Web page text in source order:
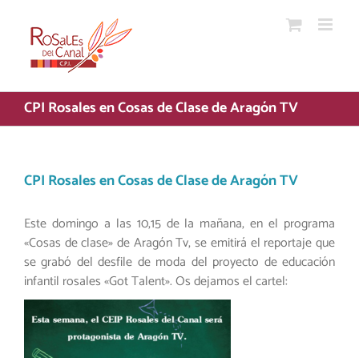
contenido
CPI Rosales en Cosas de Clase de Aragón TV
CPI Rosales en Cosas de Clase de Aragón TV
Este domingo a las 10,15 de la mañana, en el programa
«Cosas de clase» de Aragón Tv, se emitirá el reportaje que
se grabó del desfile de moda del proyecto de educación
infantil rosales «Got Talent». Os dejamos el cartel: